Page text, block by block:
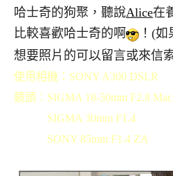
哈士奇的狗聚，聽說Alice在
比較喜歡哈士奇的啊
！(
想要照片的可以留言或來信
使用相機：SONY A300 DSLR
鏡頭：SIGMA 18-50mm F2.8
SIGMA 30mm F1.4
SONY 85mm F1.4 ZA